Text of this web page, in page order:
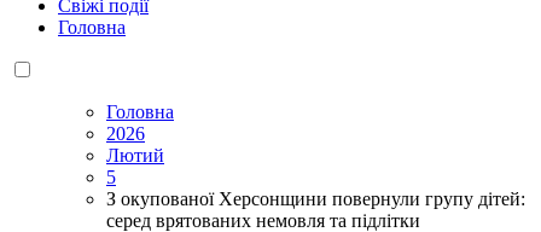
Свіжі події
Головна
Головна
2026
Лютий
5
З окупованої Херсонщини повернули групу дітей:
серед врятованих немовля та підлітки